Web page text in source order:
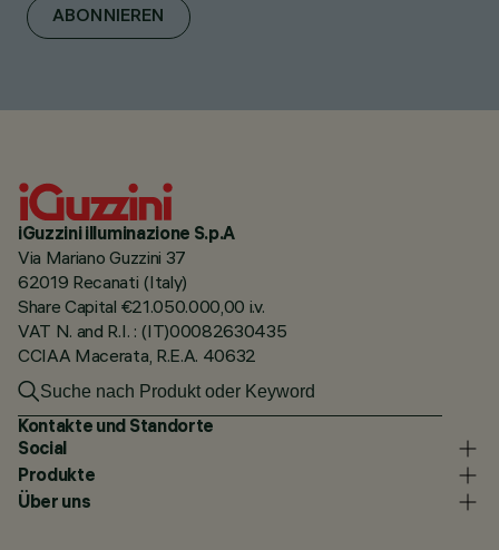
ABONNIEREN
iGuzzini illuminazione S.p.A
Via Mariano Guzzini 37
62019 Recanati (Italy)
Share Capital €21.050.000,00 i.v.
VAT N. and R.I. : (IT)00082630435
CCIAA Macerata, R.E.A. 40632
Kontakte und Standorte
Social
Produkte
Über uns